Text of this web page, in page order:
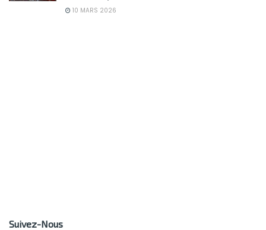
10 MARS 2026
Suivez-Nous